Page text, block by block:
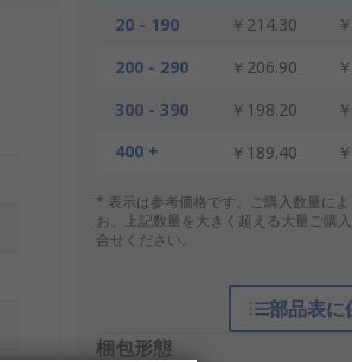
20 - 190
￥214.30
200 - 290
￥206.90
300 - 390
￥198.20
400 +
￥189.40
* 表示は参考価格です。ご購入数量に
お、上記数量を大きく超える大量ご購
合せください。
部品表に
梱包形態